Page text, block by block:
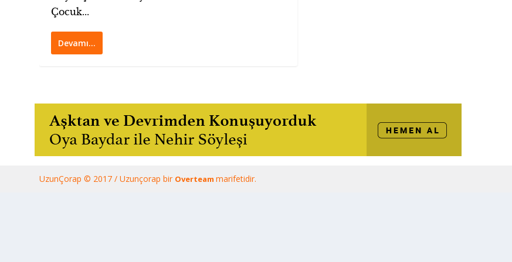
Çocuk...
Devamı…
UzunÇorap © 2017 / Uzunçorap bir Overteammarifetidir.